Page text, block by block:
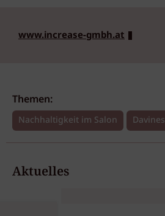
www.increase-gmbh.at
Themen:
Nachhaltigkeit im Salon Davines
Aktuelles